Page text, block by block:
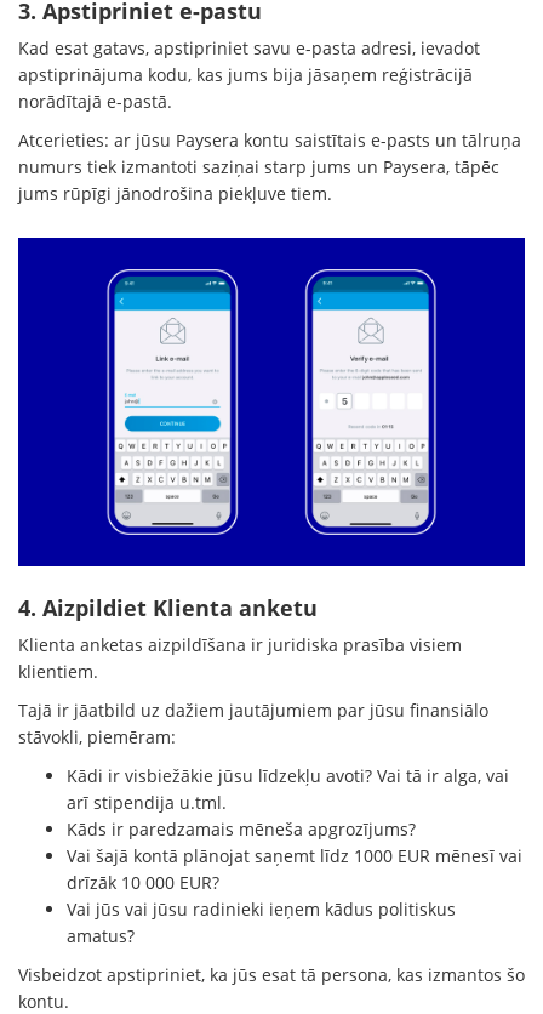
3. Apstipriniet e-pastu
Kad esat gatavs, apstipriniet savu e-pasta adresi, ievadot
apstiprinājuma kodu, kas jums bija jāsaņem reģistrācijā
norādītajā e-pastā.
Atcerieties: ar jūsu Paysera kontu saistītais e-pasts un tālruņa
numurs tiek izmantoti saziņai starp jums un Paysera, tāpēc
jums rūpīgi jānodrošina piekļuve tiem.
4. Aizpildiet Klienta anketu
Klienta anketas aizpildīšana ir juridiska prasība visiem
klientiem.
Tajā ir jāatbild uz dažiem jautājumiem par jūsu finansiālo
stāvokli, piemēram:
Kādi ir visbiežākie jūsu līdzekļu avoti? Vai tā ir alga, vai
arī stipendija u.tml.
Kāds ir paredzamais mēneša apgrozījums?
Vai šajā kontā plānojat saņemt līdz 1000 EUR mēnesī vai
drīzāk 10 000 EUR?
Vai jūs vai jūsu radinieki ieņem kādus politiskus
amatus?
Visbeidzot apstipriniet, ka jūs esat tā persona, kas izmantos šo
kontu.